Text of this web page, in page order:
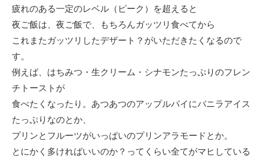
疲れのある一定のレベル（ピーク）を超えると
夜ご飯は、夜ご飯で、もちろんガッツリ食べてから
これまたガッツリしたデザート？がいただきたくなるので
す。
例えば、はちみつ・生クリーム・シナモンたっぷりのフレン
チトーストが
食べたくなったり。あつあつのアップルパイにバニラアイス
たっぷりなのとか、
プリンとフルーツがいっぱいのプリンアラモードとか。
とにかく多ければいいのか？ってくらい全てがマヒしている